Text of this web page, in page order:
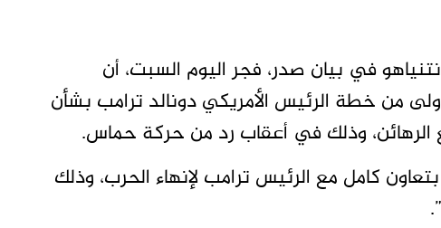
في بيان صدر، فجر اليوم السبت، أن
من خطة الرئيس الأمريكي دونالد ترامب بشأن
الرهائن، وذلك في أعقاب رد من حركة حماس.
كامل مع الرئيس ترامب لإنهاء الحرب، وذلك